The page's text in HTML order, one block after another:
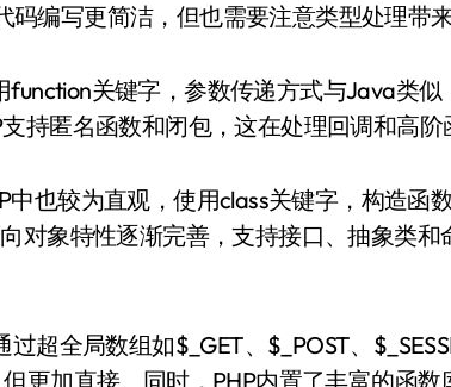
编写更简洁，但也需要注意类型处理带来
function关键字，参数传递方式与Java类
持匿名函数和闭包，这在处理回调和高阶
中也较为直观，使用class关键字，构造函
向对象特性逐渐完善，支持接口、抽象类
超全局数组如$_GET、$_POST、
但更加直接。同时，PHP内置了丰富的函